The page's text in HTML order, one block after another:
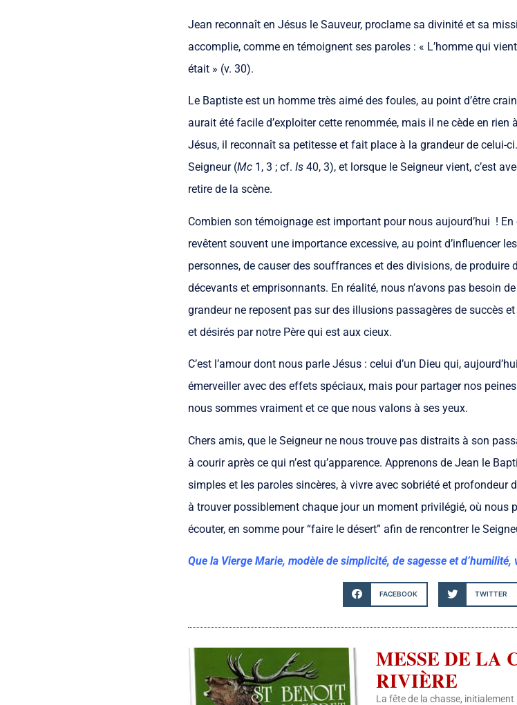
Jean reconnaît en Jésus le Sauveur, proclame sa divinité et sa
accomplie, comme en témoignent ses paroles : « L’homme qui
était » (v. 30).
Le Baptiste est un homme très aimé des foules, au point d’être
aurait été facile d’exploiter cette renommée, mais il ne cède en
Jésus, il reconnaît sa petitesse et fait place à la grandeur de celui-
Seigneur (Mc 1, 3 ; cf. Is 40, 3), et lorsque le Seigneur vient, c’est
retire de la scène.
Combien son témoignage est important pour nous aujourd’hui !
revêtent souvent une importance excessive, au point d’influencer
personnes, de causer des souffrances et des divisions, de produire
décevants et emprisonnants. En réalité, nous n’avons pas besoin
grandeur ne reposent pas sur des illusions passagères de succès
et désirés par notre Père qui est aux cieux.
C’est l’amour dont nous parle Jésus : celui d’un Dieu qui,
émerveiller avec des effets spéciaux, mais pour partager nos
nous sommes vraiment et ce que nous valons à ses yeux.
Chers amis, que le Seigneur ne nous trouve pas distraits à son
à courir après ce qui n’est qu’apparence. Apprenons de Jean le
simples et les paroles sincères, à vivre avec sobriété et profondeur
à trouver possiblement chaque jour un moment privilégié, où nous
écouter, en somme pour “faire le désert” afin de rencontrer le
Que la Vierge Marie, modèle de simplicité, de sagesse et d’humilité,
FACEBOOK TWITTER
MESSE DE LA
RIVIÈRE
La fête de la chasse, initialement